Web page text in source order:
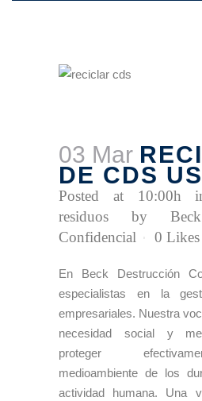
03 Mar
DE CDS
Posted at 10:00h
residuos
by
Confidencial
0 Likes
En Beck Destrucción
especialistas en la
empresariales. Nuestra
necesidad social y
proteger
medioambiente de los
actividad humana. Una